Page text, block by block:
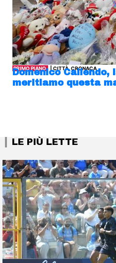
PRIMO PIANO| CITTÀ, CRONACA
Domenico Caliendo,
meritiamo questa
LE PIÙ LETTE